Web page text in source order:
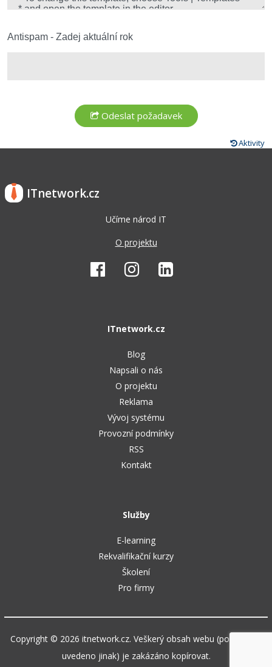
Antispam - Zadej aktuální rok
Aktivity
ITnetwork.cz
Učíme národ IT
O projektu
ITnetwork.cz
Blog
Napsali o nás
O projektu
Reklama
Vývoj systému
Provozní podmínky
RSS
Kontakt
Služby
E-learning
Rekvalifikační kurzy
Školení
Pro firmy
Copyright © 2026 itnetwork.cz. Veškerý obsah webu (pokud není
uvedeno jinak) je zakázáno kopírovat.